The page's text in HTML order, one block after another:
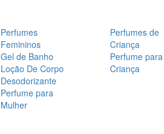
Perfumes
Femininos
Gel de Banho
Loção De Corpo
Desodorizante
Perfume para
Mulher
Perfumes de
Criança
Perfume para
Criança